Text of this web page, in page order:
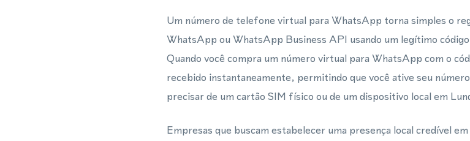
Um número de telefone virtual para WhatsApp torna simples o
WhatsApp ou WhatsApp Business API usando um legítimo
Quando você compra um número virtual para WhatsApp com o
recebido instantaneamente, permitindo que você ative seu
precisar de um cartão SIM físico ou de um dispositivo local em
Empresas que buscam estabelecer uma presença local credível